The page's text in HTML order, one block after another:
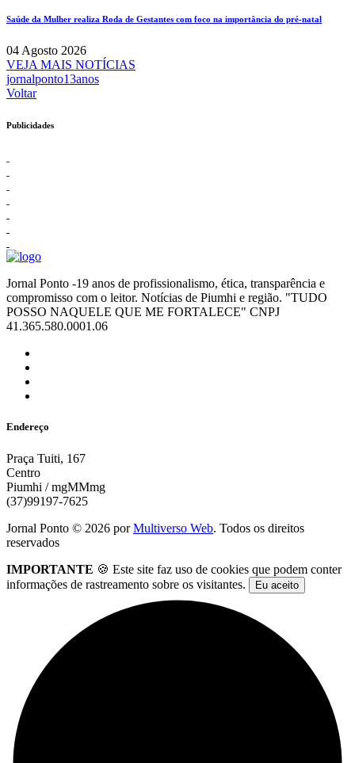
Saúde da Mulher realiza Roda de Gestantes com foco na importância do pré-natal
04 Agosto 2026
VEJA MAIS NOTÍCIAS
jornalponto13anos
Voltar
Publicidades
Jornal Ponto -19 anos de profissionalismo, ética, transparência e
compromisso com o leitor. Notícias de Piumhi e região. "TUDO
POSSO NAQUELE QUE ME FORTALECE" CNPJ
41.365.580.0001.06
Endereço
Praça Tuiti, 167
Centro
Piumhi / mgMMmg
(37)99197-7625
Jornal Ponto © 2026 porMultiverso Web. Todos os direitos
reservados
IMPORTANTE 🍪 Este site faz uso de cookies que podem conter
informações de rastreamento sobre os visitantes.
Eu aceito